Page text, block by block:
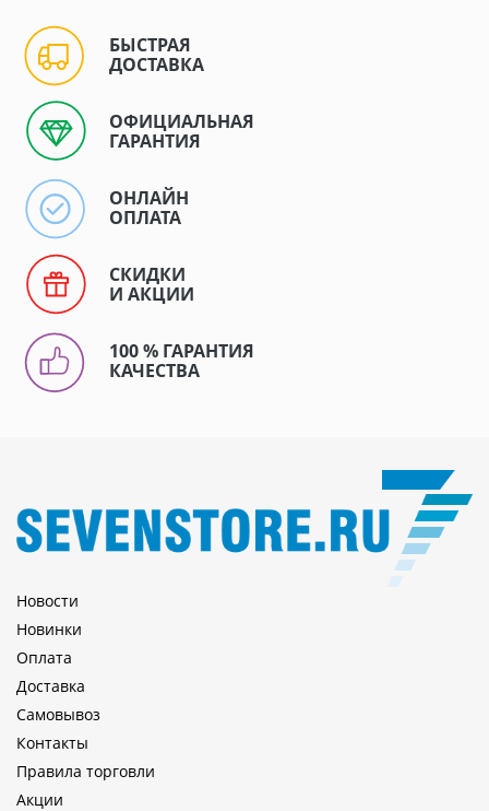
БЫСТРАЯ
ДОСТАВКА
ОФИЦИАЛЬНАЯ
ГАРАНТИЯ
ОНЛАЙН
ОПЛАТА
СКИДКИ
И АКЦИИ
100 % ГАРАНТИЯ
КАЧЕСТВА
Новости
Новинки
Оплата
Доставка
Самовывоз
Контакты
Правила торговли
Акции